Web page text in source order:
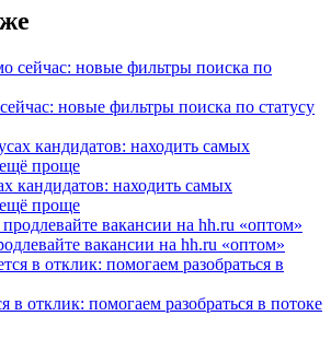
новые фильтры поиска по статусу
кандидатов: находить самых
проще
вакансии на hh.ru «оптом»
в отклик: помогаем разобраться в потоке